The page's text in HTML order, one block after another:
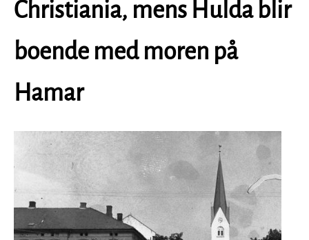
Christiania, mens Hulda blir
boende med moren på
Hamar
Image